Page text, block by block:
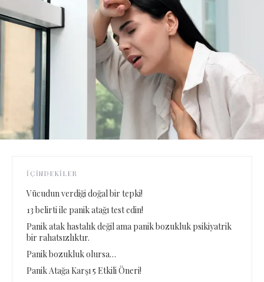
İÇINDEKILER
Vücudun verdiği doğal bir tepki!
13 belirti ile panik atağı test edin!
Panik atak hastalık değil ama panik bozukluk psikiyatrik
bir rahatsızlıktır.
Panik bozukluk olursa…
Panik Atağa Karşı 5 Etkili Öneri!